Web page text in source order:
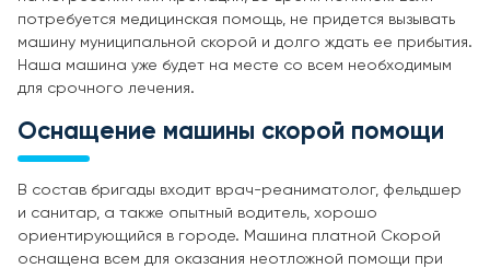
потребуется медицинская помощь, не придется вызывать
машину муниципальной скорой и долго ждать ее прибытия.
Наша машина уже будет на месте со всем необходимым
для срочного лечения.
Оснащение машины скорой помощи
В состав бригады входит врач-реаниматолог, фельдшер
и санитар, а также опытный водитель, хорошо
ориентирующийся в городе. Машина платной Скорой
оснащена всем для оказания неотложной помощи при